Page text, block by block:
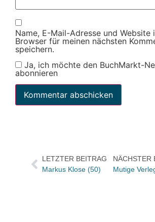
Name, E-Mail-Adresse und Website
Browser für meinen nächsten
speichern.
Ja, ich möchte den BuchMarkt-
abonnieren
LETZTER BEITRAG
Markus Klose (50)